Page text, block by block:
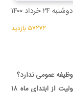
دوشنبه ۲۴ خرداد ۱۴۰۰
۵۷۲۷۲ بازدید
قبل از سن مشمولیت با عنایت به اینکه سن مشمولیت از ابتدای ماه ۱۸